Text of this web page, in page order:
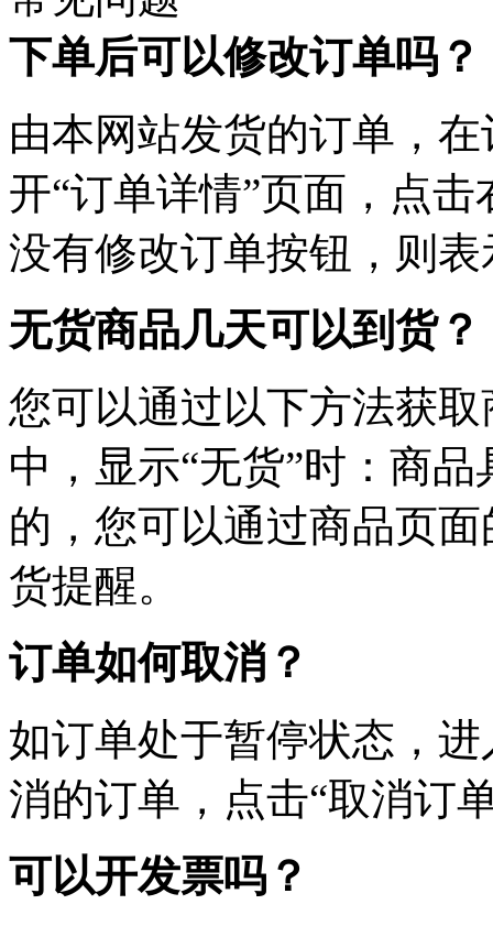
下单后可以修改订单吗？
由本网站发货的订单，
开“订单详情”页面，点
没有修改订单按钮，则
无货商品几天可以到货？
您可以通过以下方法获
中，显示“无货”时：商
的，您可以通过商品页
货提醒。
订单如何取消？
如订单处于暂停状态，
消的订单，点击“取消订
可以开发票吗？